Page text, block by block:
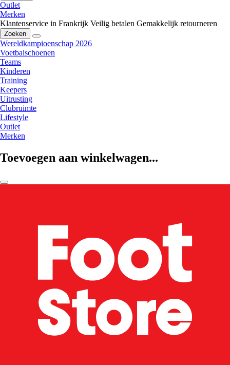
Outlet
Merken
Klantenservice in Frankrijk Veilig betalen Gemakkelijk retourneren
Zoeken
Wereldkampioenschap 2026
Voetbalschoenen
Teams
Kinderen
Training
Keepers
Uitrusting
Clubruimte
Lifestyle
Outlet
Merken
Toevoegen aan winkelwagen...